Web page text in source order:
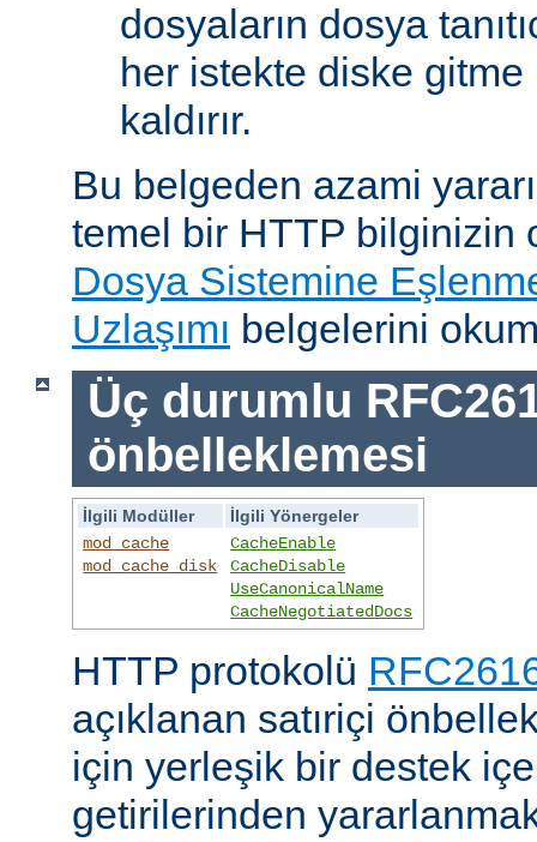
dosyaların dosya
her istekte diske gitme
kaldırır.
Bu belgeden azami
temel bir HTTP bilginizin
Dosya Sistemine
Uzlaşımı belgelerini
Üç durumlu
önbelleklemesi
İlgili Modüller
İlgili Yönergeler
mod_cache
mod_cache_disk
CacheEnable
CacheDisable
UseCanonicalName
CacheNegotiatedDocs
HTTP protokolü
açıklanan satıriçi
için yerleşik bir destek
getirilerinden